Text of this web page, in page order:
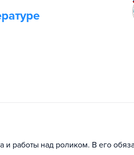
работы над роликом. В его